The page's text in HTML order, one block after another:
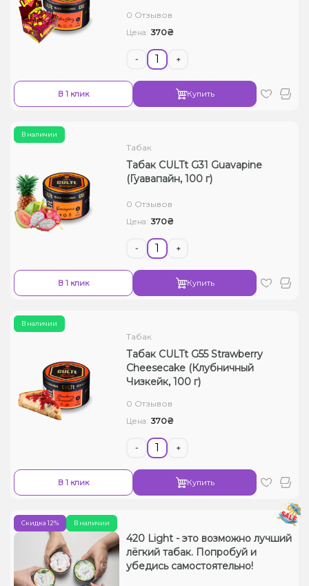
0 Отзывов
Цена: 370₴
- +
В 1 клик Купить
В наличии
Табак
Табак CULTt G31 Guavapine
(Гуавапайн, 100 г)
0 Отзывов
Цена: 370₴
- +
В 1 клик Купить
В наличии
Табак
Табак CULTt G55 Strawberry
Cheesecake (Клубничный
Чизкейк, 100 г)
0 Отзывов
Цена: 370₴
- +
В 1 клик Купить
В наличии
Скидка 12%
420 Light - это возможно лучший
лёгкий табак. Попробуй и
убедись самостоятельно!